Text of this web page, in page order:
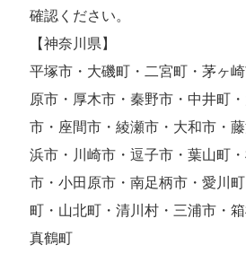
確認ください。
【神奈川県】
平塚市・大磯町・二宮町・茅ヶ
原市・厚木市・秦野市・中井町
市・座間市・綾瀬市・大和市・
浜市・川崎市・逗子市・葉山町
市・小田原市・南足柄市・愛川
町・山北町・清川村・三浦市・
真鶴町